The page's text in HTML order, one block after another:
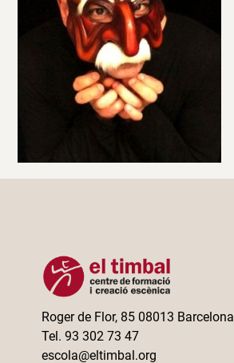
Roger de Flor, 85 08013 Barcelona
Tel. 93 302 73 47
escola@eltimbal.org